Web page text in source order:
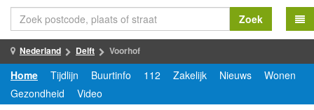
Zoek
Nederland Delft Voorhof
Home Tijdlijn Buurtinfo 112 Zakelijk Nieuws
Wonen
Gezondheid
Video